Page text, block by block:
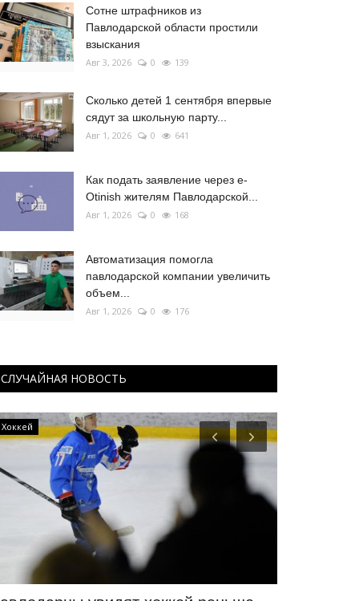
Сотне штрафников из
Павлодарской области простили
взыскания
Авг 3, 2026 0 139
Сколько детей 1 сентября впервые
сядут за школьную парту...
Авг 1, 2026 0 641
Как подать заявление через e-
Otinish жителям Павлодарской...
Авг 1, 2026 0 168
Автоматизация помогла
павлодарской компании увеличить
объем...
Авг 1, 2026 0 176
СЛУЧАЙНАЯ НОВОСТЬ
Хоккей